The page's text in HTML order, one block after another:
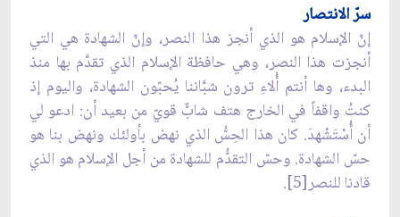
سرّ الانتصار
إنّ الإسلام هو الذي أنجز هذا النصر، وإنّ الشهادة هي التي
أنجزت هذا النصر، وهي حافظة الإسلام الذي تقدَّم بها منذ
البدء، وها أنتم أُلاءِ ترون شبَّاننا يُحبّون الشهادة، واليوم إذ
كنتُ واقفاً في الخارج هتف شابٌّ قويّ من بعيد أن: ادعو لي
أن أُسْتَشْهدَ. كان هذا الحِسُّ الذي نهض بأولئك ونهض بنا هو
حسّ الشهادة. وحسّ التقدُّم للشهادة من أجل الإسلام هو الذي
قادنا للنصر[5].